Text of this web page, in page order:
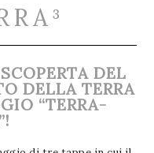
DEL
DELLA TERRA
“TERRA-